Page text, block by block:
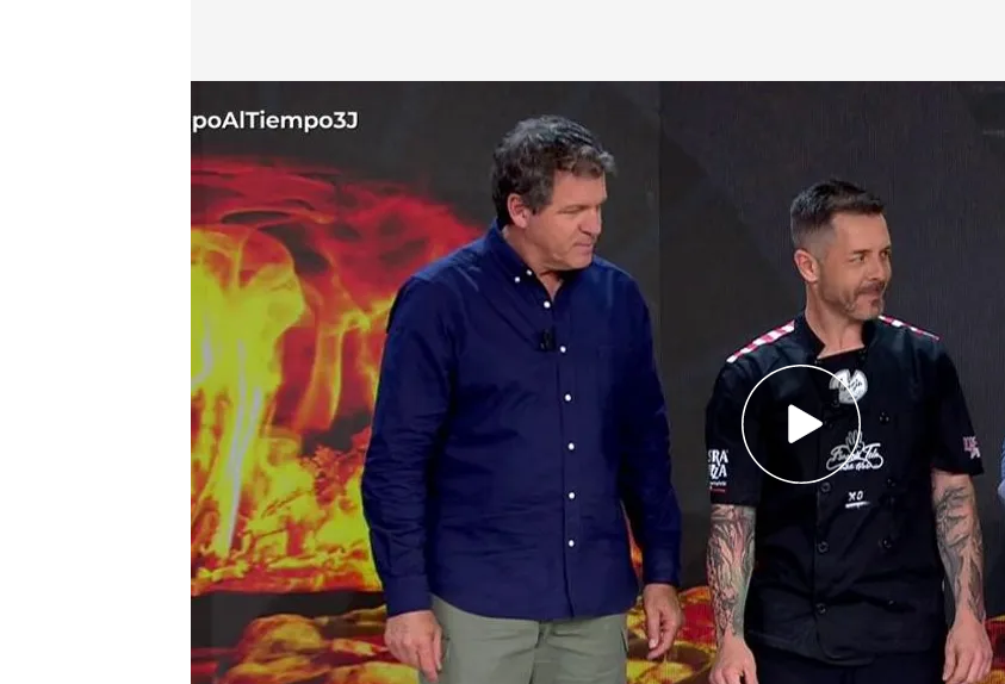
Tiempo al Tiempo
03 JUL 2024 - 20:41h.
Francis Tolu es un acróbata español de las pizzas y recientemente
coronado como el tetracampeón del Mundo de Free Style en Parma
“Esto lo llevo de cuna, tengo una pizzería hace 36 años, mi padre es
italiano y me enseñó, desde los 14 estoy dale que te pego”
El menú más barato de España: dos platos, agua, pan y postre por 3,5
euros
Compartir
Francis Tolu, el acróbata español de las pizzasy recientemente coronado
como eltetracampeón del Mundo de Free Style en Parma, ha visitado el